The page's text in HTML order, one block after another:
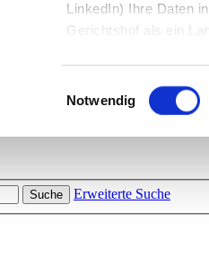
LinkedIn) Ihre Daten
Gerichtshof als ein
Einwilligungsauswahl
Notwendig
und interessante Tipps
Suche Erweiterte Suche